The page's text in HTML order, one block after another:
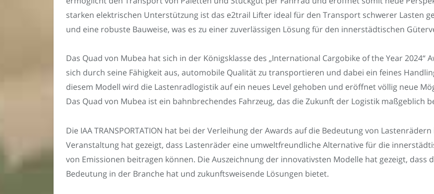
starken elektrischen Unterstützung ist das e2trail Lifter ideal für den Transport schwerer Lasten
und eine robuste Bauweise, was es zu einer zuverlässigen Lösung für den innerstädtischen
Das Quad von Mubea hat sich in der Königsklasse des „International Cargobike of the Year 2024“
sich durch seine Fähigkeit aus, automobile Qualität zu transportieren und dabei ein feines
diesem Modell wird die Lastenradlogistik auf ein neues Level gehoben und eröffnet völlig neue
Das Quad von Mubea ist ein bahnbrechendes Fahrzeug, das die Zukunft der Logistik maßgeblich
Die IAA TRANSPORTATION hat bei der Verleihung der Awards auf die Bedeutung von
Veranstaltung hat gezeigt, dass Lastenräder eine umweltfreundliche Alternative für die
von Emissionen beitragen können. Die Auszeichnung der innovativsten Modelle hat gezeigt, dass
Bedeutung in der Branche hat und zukunftsweisende Lösungen bietet.